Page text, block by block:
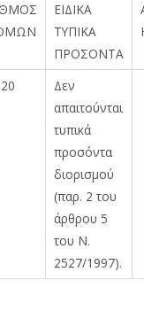
ΕΙΔΙΚΑ
ΤΥΠΙΚΑ
ΠΡΟΣΟΝΤΑ
20
Δεν
απαιτούνται
τυπικά
προσόντα
διορισμού
(παρ. 2 του
άρθρου 5
του Ν.
2527/1997).